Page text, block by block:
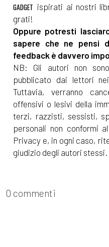
GADGET ispirati ai nostri
grati!
Oppure potresti
sapere che ne pensi
feedback è davvero
NB: Gli autori non
pubblicato dai lettori
Tuttavia, verranno
offensivi o lesivi della
terzi, razzisti, sessisti,
personali non conformi
Privacy e, in ogni caso,
giudizio degli autori stessi.
0 commenti